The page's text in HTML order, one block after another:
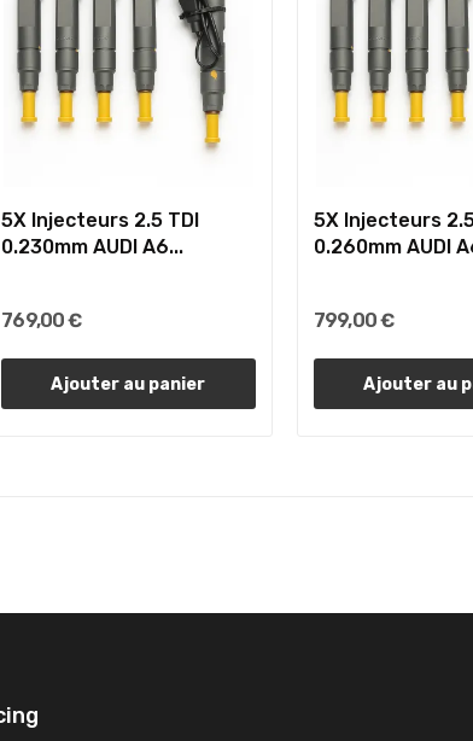
5X Injecteurs 2.5 TDI
0.230mm AUDI A6...
769,00 €
Ajouter au panier
5X Injecteurs 2.5
0.260mm AUDI
799,00 €
Ajouter au